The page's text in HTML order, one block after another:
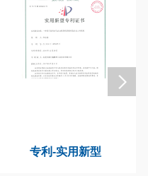
专利-实用新型